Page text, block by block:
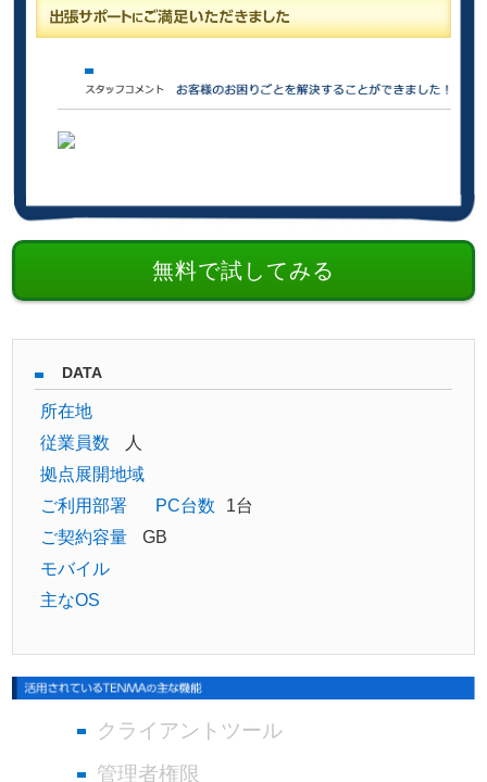
無料で試してみる
DATA
所在地
従業員数
人
拠点展開地域
ご利用部署
PC台数
1台
ご契約容量
GB
モバイル
主なOS
クライアントツール
管理者権限